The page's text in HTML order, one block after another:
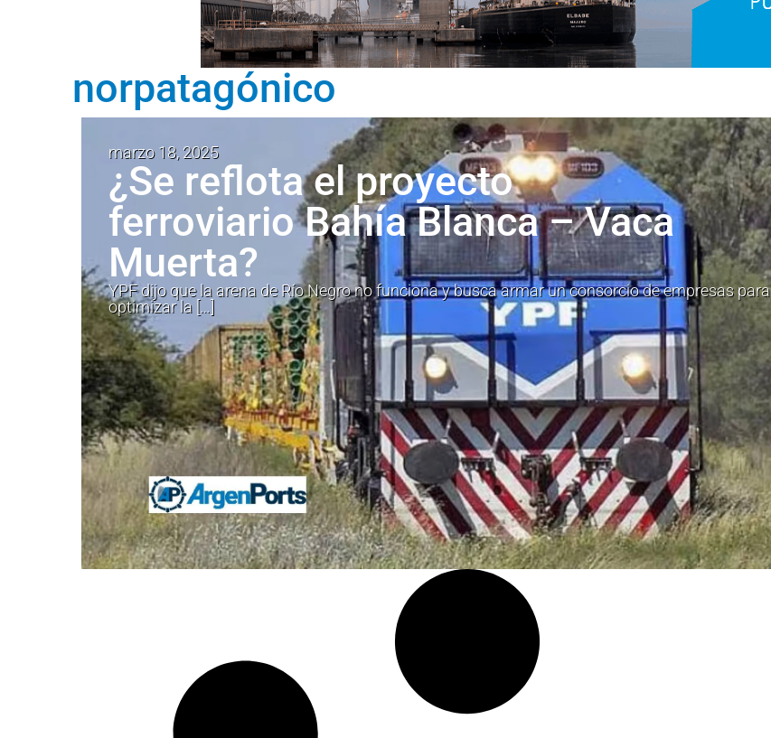
norpatagónico
marzo 18, 2025
¿Se reflota el proyecto
ferroviario Bahía Blanca – Vaca
Muerta?
YPF dijo que la arena de Río Negro no funciona y busca armar un consorcio de empresas para
optimizar la […]